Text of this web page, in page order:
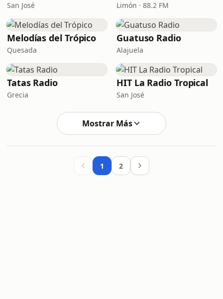
San José Limón · 88.2 FM
Melodías del Trópico
Quesada
Guatuso Radio
Alajuela
Tatas Radio
Grecia
HIT La Radio Tropical
San José
Mostrar Más
1 2